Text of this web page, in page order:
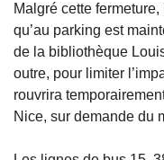
Malgré cette
qu’au parking est
de la bibliothèque
outre, pour limiter
rouvrira
Nice, sur demande du